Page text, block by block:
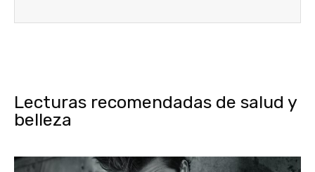
Lecturas recomendadas de salud y
belleza